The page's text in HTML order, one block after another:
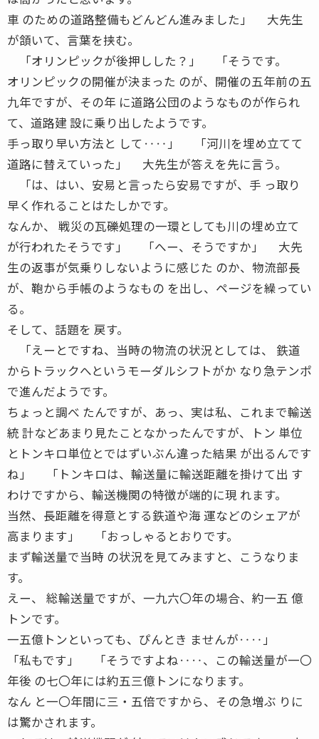
車 のための道路整備もどんどん進みました」 大先生
が頷いて、言葉を挟む。
「オリンピックが後押しした？」 「そうです。
オリンピックの開催が決まった のが、開催の五年前の五
九年ですが、その年 に道路公団のようなものが作られ
て、道路建 設に乗り出したようです。
手っ取り早い方法と して‥‥」 「河川を埋め立てて
道路に替えていった」 大先生が答えを先に言う。
「は、はい、安易と言ったら安易ですが、手 っ取り
早く作れることはたしかです。
なんか、 戦災の瓦礫処理の一環としても川の埋め立て
が行われたそうです」 「へー、そうですか」 大先
生の返事が気乗りしないように感じた のか、物流部長
が、鞄から手帳のようなもの を出し、ページを繰ってい
る。
そして、話題を 戻す。
「えーとですね、当時の物流の状況としては、 鉄道
からトラックへというモーダルシフトがか なり急テンポ
で進んだようです。
ちょっと調べ たんですが、あっ、実は私、これまで輸送
統 計などあまり見たことなかったんですが、トン 単位
とトンキロ単位とではずいぶん違った結果 が出るんです
ね」 「トンキロは、輸送量に輸送距離を掛けて出 す
わけですから、輸送機関の特徴が端的に現 れます。
当然、長距離を得意とする鉄道や海 運などのシェアが
高まります」 「おっしゃるとおりです。
まず輸送量で当時 の状況を見てみますと、こうなりま
す。
えー、 総輸送量ですが、一九六〇年の場合、約一五 億
トンです。
一五億トンといっても、ぴんとき ませんが‥‥」
「私もです」 「そうですよね‥‥、この輸送量が一〇
年後 の七〇年には約五三億トンになります。
なん と一〇年間に三・五倍ですから、その急増ぶ りに
は驚かされます。